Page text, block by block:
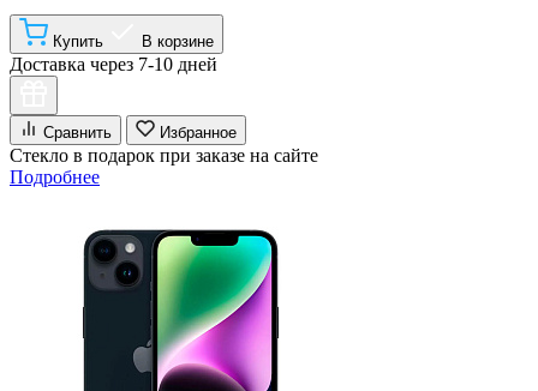
Купить В корзине
Доставка через 7-10 дней
Сравнить Избранное
Стекло в подарок при заказе на сайте
Подробнее